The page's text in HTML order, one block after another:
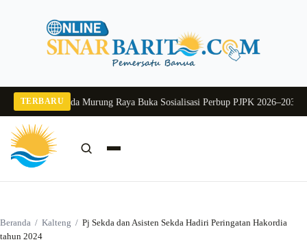
TERBARU
Pj Sekda Murung Raya Buka Sosialisasi Perbup PJPK 2026–2030
Beranda / Kalteng / Pj Sekda dan Asisten Sekda Hadiri Peringatan Hakordia
tahun 2024